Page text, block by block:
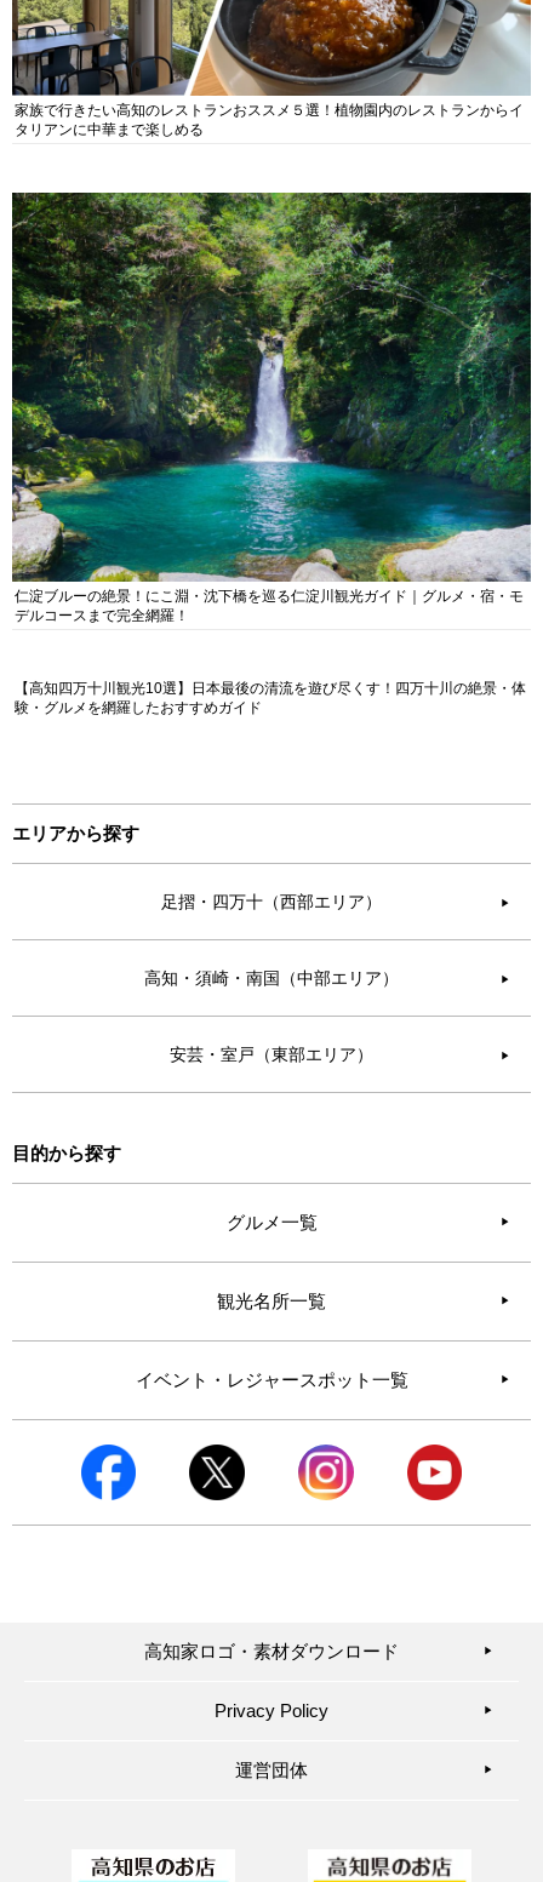
家族で行きたい高知のレストランおススメ５選！植物園内のレストランからイ
タリアンに中華まで楽しめる
仁淀ブルーの絶景！にこ淵・沈下橋を巡る仁淀川観光ガイド｜グルメ・宿・モ
デルコースまで完全網羅！
【高知四万十川観光10選】日本最後の清流を遊び尽くす！四万十川の絶景・体
験・グルメを網羅したおすすめガイド
エリアから探す
足摺・四万十（西部エリア） ▶︎
高知・須崎・南国（中部エリア） ▶︎
安芸・室戸（東部エリア） ▶︎
目的から探す
グルメ一覧
観光名所一覧
イベント・レジャースポット一覧
高知家ロゴ・素材ダウンロード ▶︎
Privacy Policy ▶︎
運営団体 ▶︎